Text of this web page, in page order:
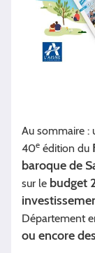
Au sommaire :
40e édition du
baroque de
sur le budget
Département
ou encore